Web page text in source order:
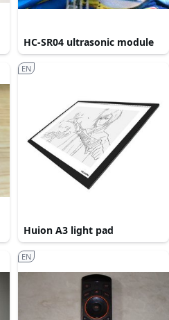
HC-SR04 ultrasonic module
Huion A3 light pad
EN
EN